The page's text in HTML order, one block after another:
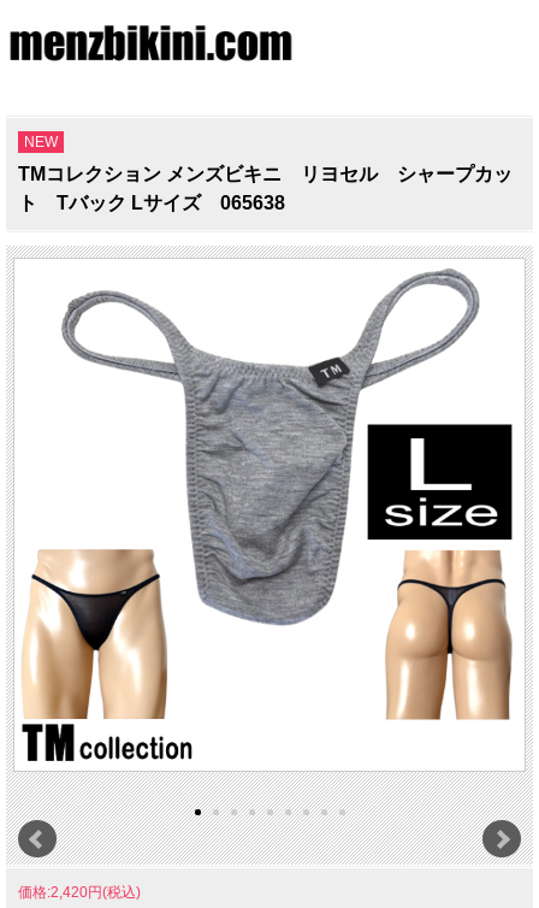
NEW
TMコレクション メンズビキニ リヨセル シャープカッ
ト Tバック Lサイズ 065638
価格:2,420円(税込)